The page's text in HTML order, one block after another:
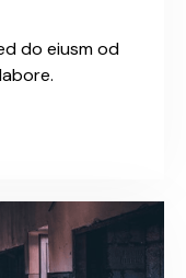
do eiusm od